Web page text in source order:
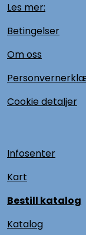
Les mer:
Betingelser
Om oss
Cookie detaljer
Infosenter
Kart
Bestill katalog
Katalog